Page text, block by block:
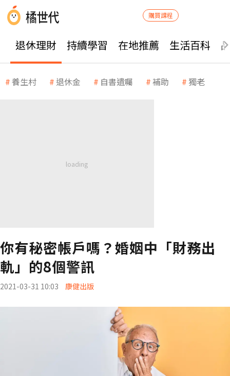
購買課程
退休理財 持續學習 在地推薦 生活百科
養生村 退休金 自書遺囑 補助 獨老
你有秘密帳戶嗎？婚姻中「財務出
軌」的8個警訊
2021-03-31 10:03 康健出版